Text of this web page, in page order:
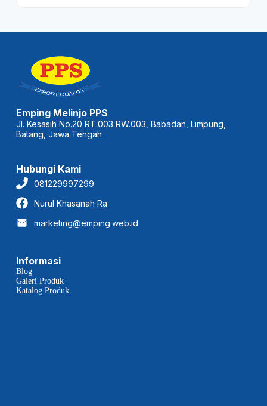
Emping Melinjo PPS
Jl. Kesasih No.20 RT.003 RW.003, Babadan, Limpung,
Batang, Jawa Tengah
Hubungi Kami
081229997299
Nurul Khasanah Ra
marketing@emping.web.id
Informasi
Blog
Galeri Produk
Katalog Produk